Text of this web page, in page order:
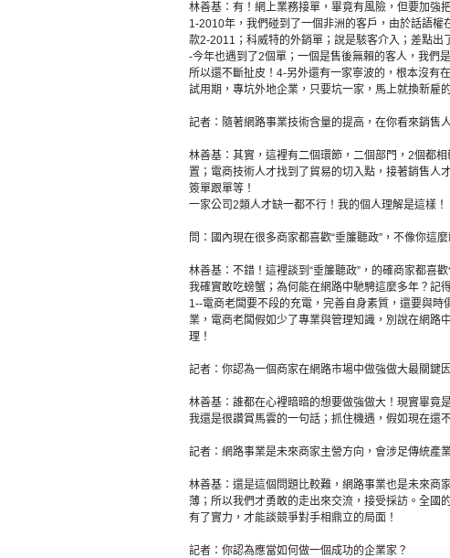
林善基：有！網上業務接單，畢竟有風險，但要加強
1-2010年，我們碰到了一個非洲的客戶，由於話語
款2-2011；科威特的外銷單；說是駭客介入；差點
-今年也遇到了2個單；一個是售後無賴的客人，我們
所以還不斷扯皮！4-另外還有一家寧波的，根本沒有
試用期，專坑外地企業，只要坑一家，馬上就換新雇
記者：隨著網路事業技術含量的提高，在你看來銷售
林善基：其實，這裡有二個環節，二個部門，2個都
置；電商技術人才找到了貿易的切入點，接著銷售人
簽單跟單等！
一家公司2類人才缺一都不行！我的個人理解是這樣！
問：國內現在很多商家都喜歡“垂簾聽政”，不像你這
林善基：不錯！這裡談到“垂簾聽政”，的確商家都喜
我確實敢吃螃蟹；為何能在網路中馳騁這麼多年？記
1--電商老闆要不段的充電，完善自身素質，還要與
業，電商老闆假如少了專業與管理知識，別說在網路
理！
記者：你認為一個商家在網路市場中做強做大最關鍵
林善基：誰都在心裡暗暗的想要做強做大！現實畢竟
我還是很讚賞馬雲的一句話；抓住機遇，假如現在還
記者：網路事業是未來商家主營方向，會涉足傳統產
林善基：還是這個問題比較難，網路事業也是未來商
薄；所以我們才勇敢的走出來交流，接受採訪。全國
有了實力，才能談競爭對手相鼎立的局面！
記者：你認為應當如何做一個成功的企業家？